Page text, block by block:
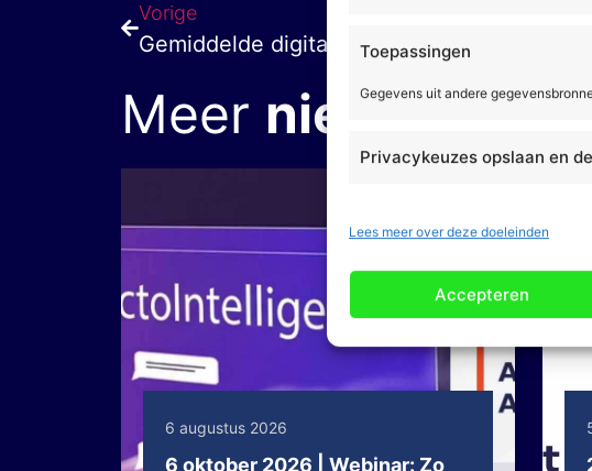
Toepassingen
Gegevens uit andere
Privacykeuzes opslaan en
Lees meer over deze doeleinden
Accepteren
Vorige
Gemiddelde digitaliseringsgraad
Meer nieuws
6 augustus 2026
6 oktober 2026 | Webinar: Zo